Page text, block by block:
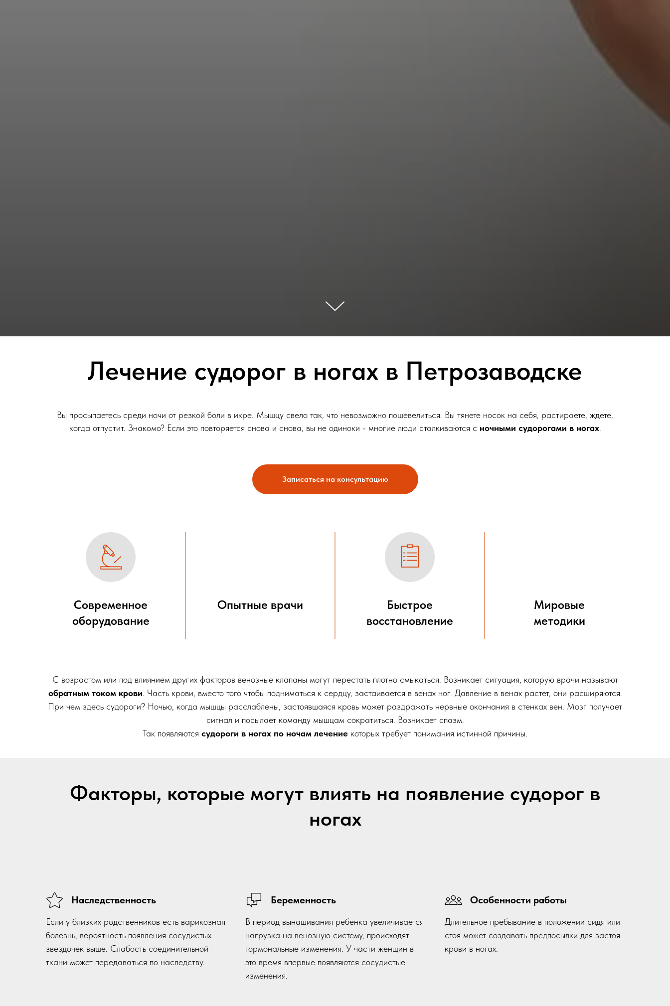
Лечение судорог в ногах в Петрозаводске
Вы просыпаетесь среди ночи от резкой боли в икре. Мышцу свело так, что невозможно пошевелиться. Вы тянете носок на себя, растираете, ждете,
когда отпустит. Знакомо? Если это повторяется снова и снова, вы не одиноки - многие люди сталкиваются с ночными судорогами в ногах.
Записаться на консультацию
Современное
оборудование
Опытные врачи
Быстрое
восстановление
Мировые
методики
С возрастом или под влиянием других факторов венозные клапаны могут перестать плотно смыкаться. Возникает ситуация, которую врачи называют
обратным током крови . Часть крови, вместо того чтобы подниматься к сердцу, застаивается в венах ног. Давление в венах растет, они расширяются.
При чем здесь судороги? Ночью, когда мышцы расслаблены, застоявшаяся кровь может раздражать нервные окончания в стенках вен. Мозг получает
сигнал и посылает команду мышцам сократиться. Возникает спазм.
Так появляются судороги в ногах по ночам лечение которых требует понимания истинной причины.
Факторы, которые могут влиять на появление судорог в
ногах
Наследственность
Если у близких родственников есть варикозная
болезнь, вероятность появления сосудистых
звездочек выше. Слабость соединительной
ткани может передаваться по наследству.
Беременность
В период вынашивания ребенка увеличивается
нагрузка на венозную систему, происходят
гормональные изменения. У части женщин в
это время впервые появляются сосудистые
изменения.
Особенности работы
Длительное пребывание в положении сидя или
стоя может создавать предпосылки для застоя
крови в ногах.